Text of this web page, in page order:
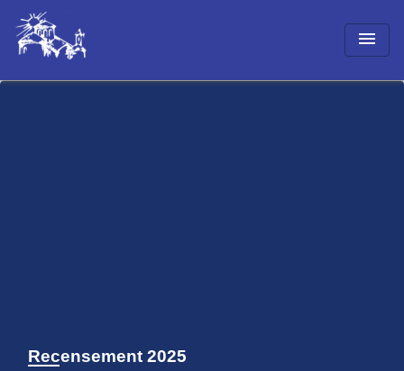
menu
Recensement 2025